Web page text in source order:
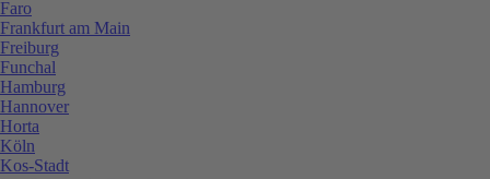
Faro
Frankfurt am Main
Freiburg
Funchal
Hamburg
Hannover
Horta
Köln
Kos-Stadt